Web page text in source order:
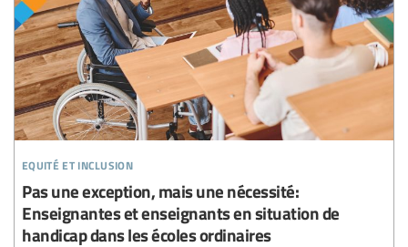
equité et inclusion
Pas une exception, mais une nécessité:
Enseignantes et enseignants en situation de
handicap dans les écoles ordinaires